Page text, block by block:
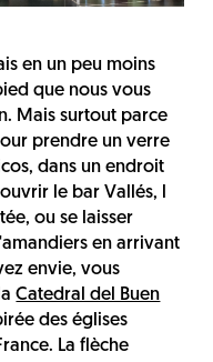
en un peu moins
que nous vous
Mais surtout parce
prendre un verre
dans un endroit
le bar Vallés, l
ou se laisser
en arrivant
envie, vous
Catedral del Buen
des églises
La flèche